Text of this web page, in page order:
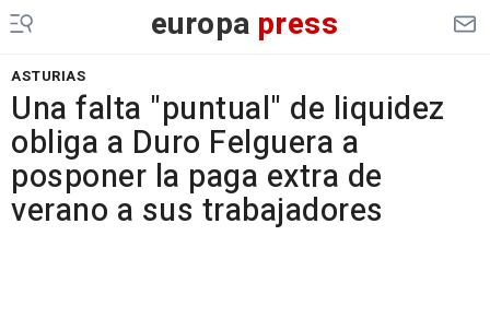
europa press
ASTURIAS
Una falta "puntual" de liquidez
obliga a Duro Felguera a
posponer la paga extra de
verano a sus trabajadores